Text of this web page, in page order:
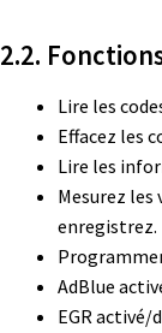
2.2.
Lire les
Effacez les
Lire les
Mesurez
enregistrez.
AdBlue
EGR activé/